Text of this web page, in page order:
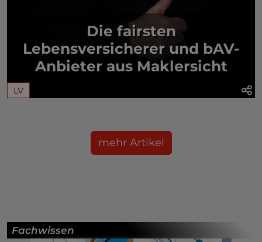
Die fairsten
Lebensversicherer und bAV-
Anbieter aus Maklersicht
LV
mehr Artikel
Fachwissen